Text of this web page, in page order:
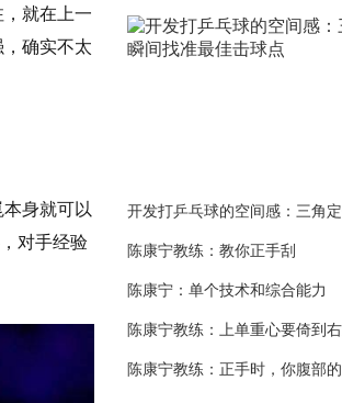
就在上一
，确实不太
身就可以
对手经验
陈康宁教练：教你正手刮
陈康宁：单个技术和综合能力